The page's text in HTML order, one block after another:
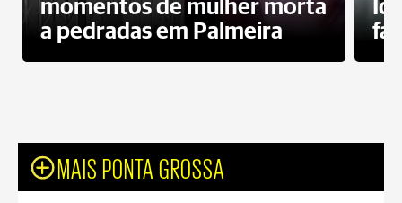
momentos de mulher morta
a pedradas em Palmeira
MAIS PONTA GROSSA